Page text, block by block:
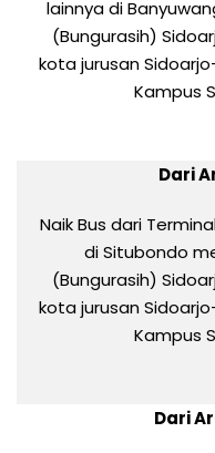
lainnya di
(Bungurasih)
kota jurusan
Kampus
Dari
Naik Bus dari
di Situbondo
(Bungurasih)
kota jurusan
Kampus
Dari